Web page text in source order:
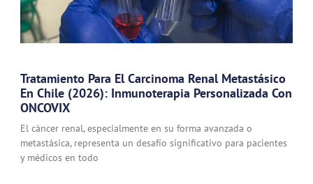
Tratamiento Para El Carcinoma Renal Metastásico
En Chile (2026): Inmunoterapia Personalizada Con
ONCOVIX
El cáncer renal, especialmente en su forma avanzada o
metastásica, representa un desafío significativo para pacientes
y médicos en todo